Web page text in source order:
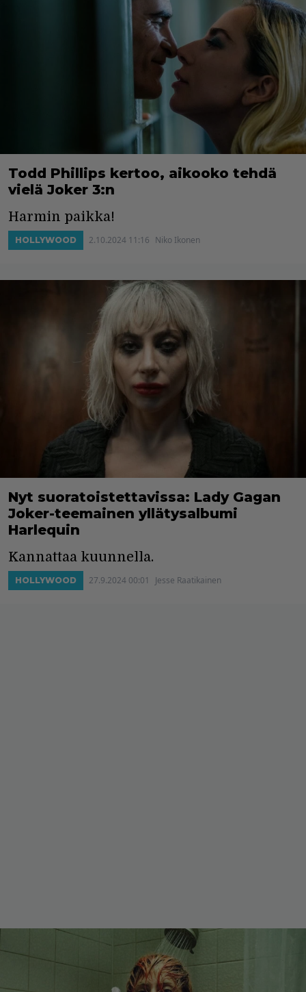
Todd Phillips kertoo, aikooko tehdä
vielä Joker 3:n
Harmin paikka!
HOLLYWOOD 2.10.2024 11:16 Niko Ikonen
Nyt suoratoistettavissa: Lady Gagan
Joker-teemainen yllätysalbumi
Harlequin
Kannattaa kuunnella.
HOLLYWOOD 27.9.2024 00:01 Jesse Raatikainen